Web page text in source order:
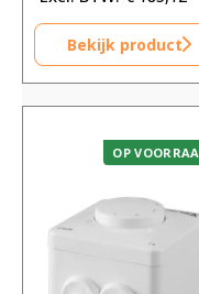
Bekijk product
OP